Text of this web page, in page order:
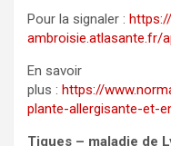
Pour la signaler :
ambroisie.atlasante.fr/
En savoir
plus : https://
plante-allergisante-et-
Tiques – maladie de